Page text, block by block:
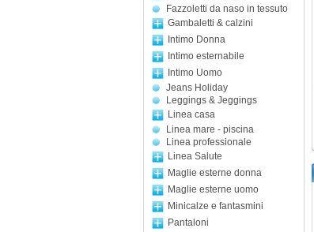
Fazzoletti da naso in tessuto
Gambaletti & calzini
Intimo Donna
Intimo esternabile
Intimo Uomo
Jeans Holiday
Leggings & Jeggings
Linea casa
Linea mare - piscina
Linea professionale
Linea Salute
Maglie esterne donna
Maglie esterne uomo
Minicalze e fantasmini
Pantaloni